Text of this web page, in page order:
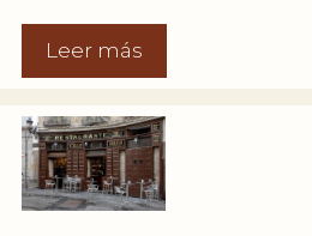
Leer más